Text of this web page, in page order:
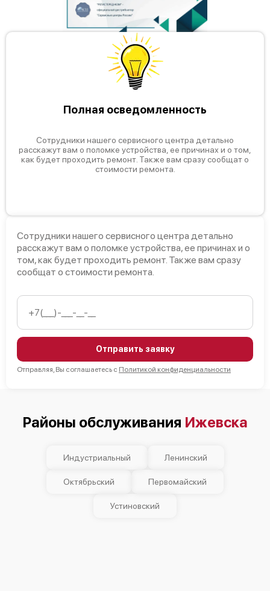
Полная осведомленность
Сотрудники нашего сервисного центра детально
расскажут вам о поломке устройства, ее причинах и о том,
как будет проходить ремонт. Также вам сразу сообщат о
стоимости ремонта.
Сотрудники нашего сервисного центра детально
расскажут вам о поломке устройства, ее причинах и о
том, как будет проходить ремонт. Также вам сразу
сообщат о стоимости ремонта.
Отправить заявку
Отправляя, Вы соглашаетесь с Политикой конфиденциальности
Районы обслуживания Ижевска
Индустриальный Ленинский
Октябрьский Первомайский
Устиновский